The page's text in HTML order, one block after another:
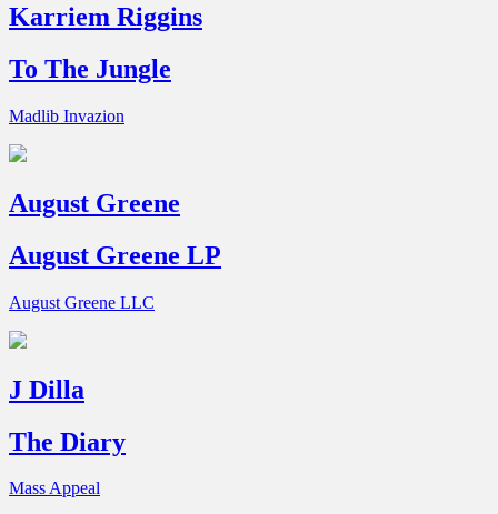
Karriem Riggins
To The Jungle
Madlib Invazion
August Greene
August Greene LP
August Greene LLC
J Dilla
The Diary
Mass Appeal